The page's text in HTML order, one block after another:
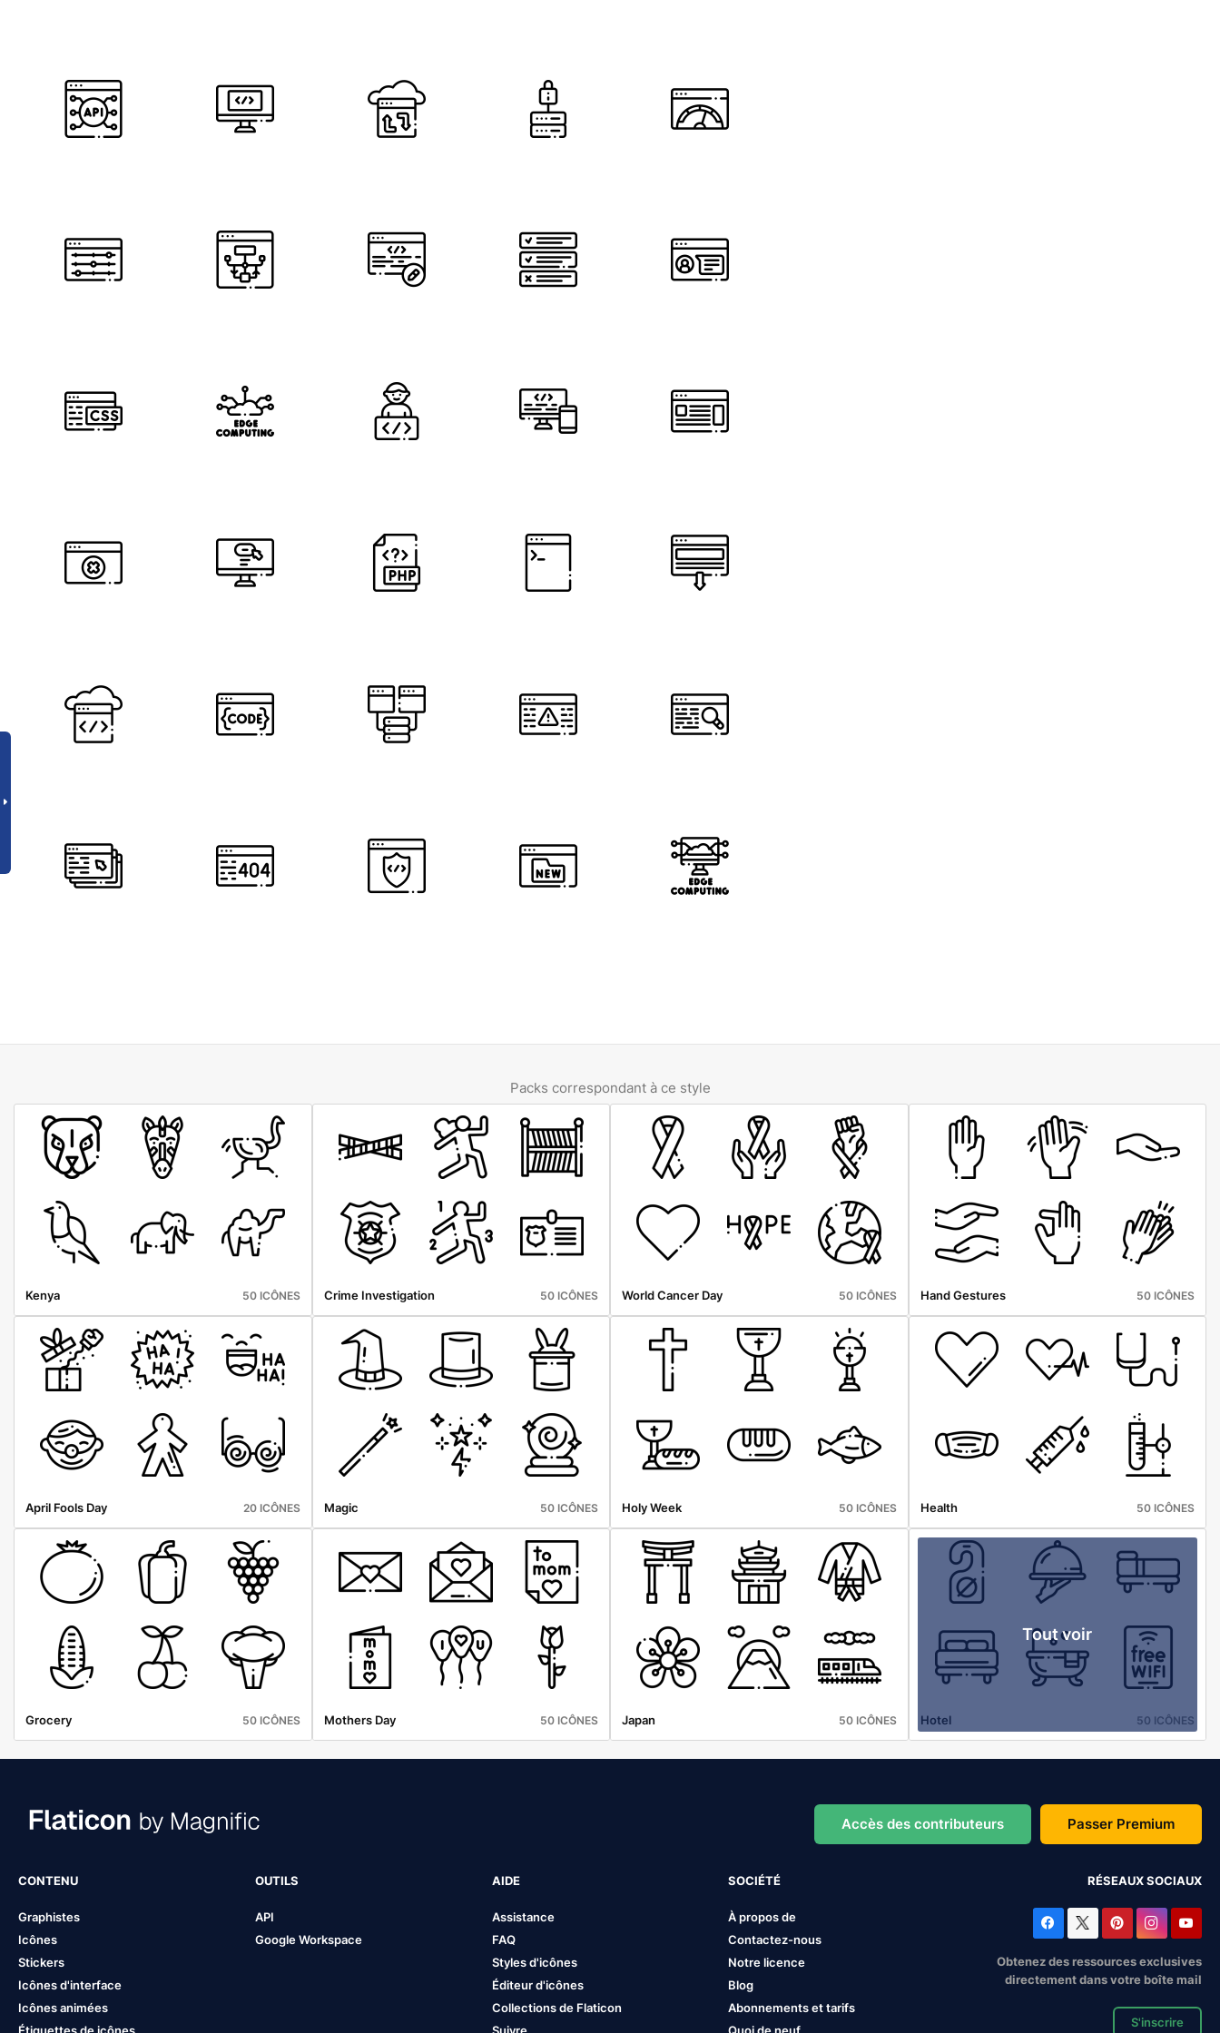
Packs correspondant à ce style
Kenya 50 ICÔNES Crime Investigation 50 ICÔNES World Cancer Day 50 ICÔNES Hand Gestures 50 ICÔNES
April Fools Day 20 ICÔNES Magic 50 ICÔNES Holy Week 50 ICÔNES Health 50 ICÔNES
Grocery 50 ICÔNES Mothers Day 50 ICÔNES Japan 50 ICÔNES
Tout voir
Hotel 50 ICÔNES
Accès des contributeurs Passer Premium
CONTENU
Graphistes
Icônes
Stickers
Icônes d'interface
Icônes animées
OUTILS
API
Google Workspace
AIDE
Assistance
FAQ
Styles d'icônes
Éditeur d'icônes
Collections de Flaticon
SOCIÉTÉ
À propos de
Contactez-nous
Notre licence
Blog
Abonnements et tarifs
RÉSEAUX SOCIAUX
Obtenez des ressources exclusives
directement dans votre boîte mail
S'inscrire